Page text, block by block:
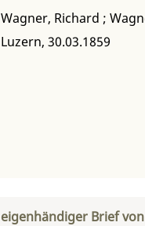
Wagner, Richard ;
Luzern, 30.03.1859
eigenhändiger Brief